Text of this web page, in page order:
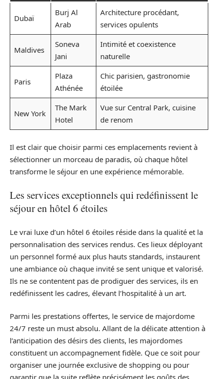
Dubaï
Burj Al
Arab
Architecture procédant,
services opulents
Maldives
Soneva
Jani
Intimité et coexistence
naturelle
Paris
Plaza
Athénée
Chic parisien, gastronomie
étoilée
New York
The Mark
Hotel
Vue sur Central Park, cuisine
de renom
Il est clair que choisir parmi ces emplacements revient à
sélectionner un morceau de paradis, où chaque hôtel
transforme le séjour en une expérience mémorable.
Les services exceptionnels qui redéfinissent le
séjour en hôtel 6 étoiles
Le vrai luxe d’un hôtel 6 étoiles réside dans la qualité et la
personnalisation des services rendus. Ces lieux déployant
un personnel formé aux plus hauts standards, instaurent
une ambiance où chaque invité se sent unique et valorisé.
Ils ne se contentent pas de prodiguer des services, ils en
redéfinissent les cadres, élevant l’hospitalité à un art.
Parmi les prestations offertes, le service de majordome
24/7 reste un must absolu. Allant de la délicate attention à
l’anticipation des désirs des clients, les majordomes
constituent un accompagnement fidèle. Que ce soit pour
organiser une journée exclusive de shopping ou pour